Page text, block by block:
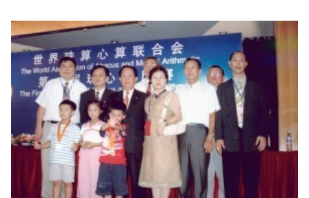
之第一、二、三名或由各教練推薦之績優選手。中華民國代表團於8
月11日組團前往美國洛杉磯，美國國際珠心算發展學會會長
Charles Wu與主任委員翁碧輝老師已於..